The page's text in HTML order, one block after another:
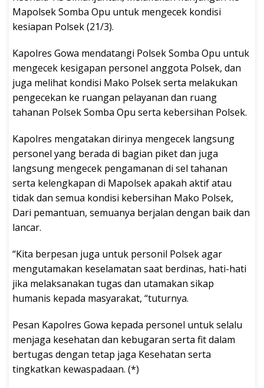
Mapolsek Somba Opu untuk mengecek kondisi
kesiapan Polsek (21/3).
Kapolres Gowa mendatangi Polsek Somba Opu untuk
mengecek kesigapan personel anggota Polsek, dan
juga melihat kondisi Mako Polsek serta melakukan
pengecekan ke ruangan pelayanan dan ruang
tahanan Polsek Somba Opu serta kebersihan Polsek.
Kapolres mengatakan dirinya mengecek langsung
personel yang berada di bagian piket dan juga
langsung mengecek pengamanan di sel tahanan
serta kelengkapan di Mapolsek apakah aktif atau
tidak dan semua kondisi kebersihan Mako Polsek,
Dari pemantuan, semuanya berjalan dengan baik dan
lancar.
“Kita berpesan juga untuk personil Polsek agar
mengutamakan keselamatan saat berdinas, hati-hati
jika melaksanakan tugas dan utamakan sikap
humanis kepada masyarakat, “tuturnya.
Pesan Kapolres Gowa kepada personel untuk selalu
menjaga kesehatan dan kebugaran serta fit dalam
bertugas dengan tetap jaga Kesehatan serta
tingkatkan kewaspadaan. (*)